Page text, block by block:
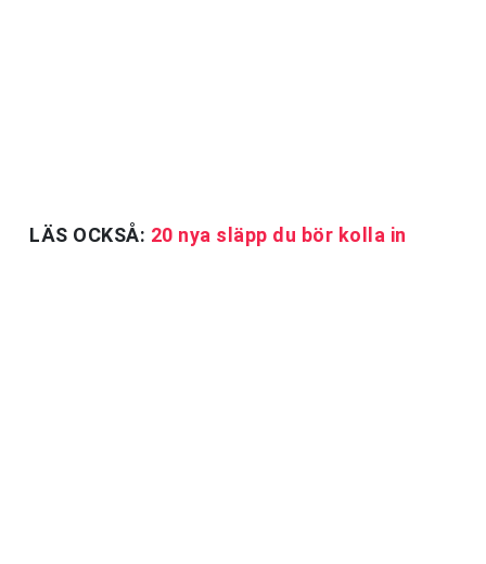
LÄS OCKSÅ: 20 nya släpp du bör kolla in